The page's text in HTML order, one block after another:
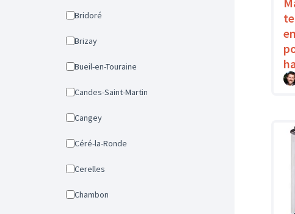
Bridoré
Brizay
Bueil-en-Touraine
Candes-Saint-Martin
Cangey
Céré-la-Ronde
Cerelles
Chambon